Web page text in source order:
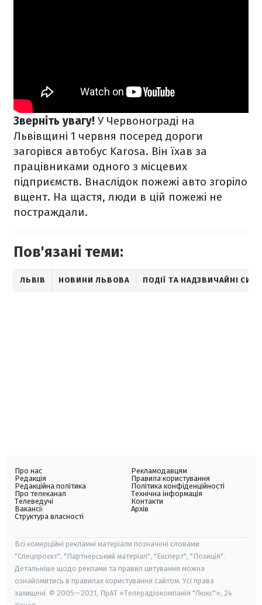
Зверніть увагу! У Червонограді на
Львівщині 1 червня посеред дороги
загорівся автобус Karosa. Він їхав за
працівниками одного з місцевих
підприємств. Внаслідок пожежі авто згоріло
вщент. На щастя, люди в цій пожежі не
постраждали.
Пов'язані теми:
ЛЬВІВ НОВИНИ ЛЬВОВА ПОДІЇ ТА НАДЗВИЧАЙНІ
Про нас
Редакція
Редакційна політика
Про телеканал
Телеведучі
Вакансії
Структура власності
Рекламодавцям
Правила користування
Політика конфіденційності
Технічна інформація
Контакти
Архів
Всі комерційні рекламні матеріали позначені словами
"Спецпроєкт", "Партнерський матеріал", "Експерт", "Позиція".
Детальніше щодо реклами та правил цитування можна
ознайомитись в правилах користування сайтом. Усі права
захищені. © 2005—2021, ПрАТ «Телерадіокомпанія "Люкс"», 24